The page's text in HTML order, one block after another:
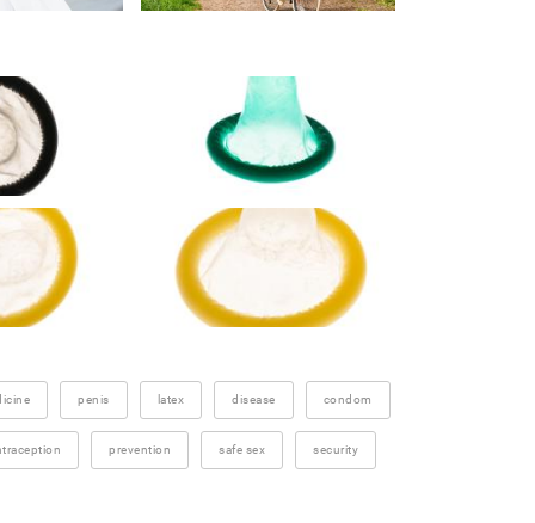
penis latex disease condom
prevention safe sex security